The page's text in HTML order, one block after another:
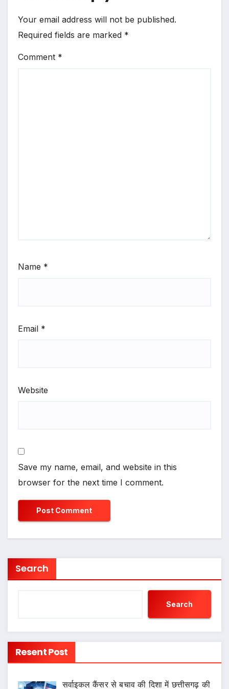
Your email address will not be published.
Required fields are marked *
Comment *
Name *
Email *
Website
Save my name, email, and website in this
browser for the next time I comment.
Search
Search
Resent Post
सर्वाइकल कैंसर से बचाव की दिशा में छत्तीसगढ़ की